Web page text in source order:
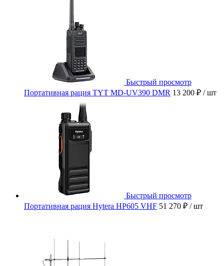
Быстрый просмотр
Портативная рация TYT MD-UV390 DMR 13 200 ₽ / шт
Быстрый просмотр
Портативная рация Hytera HP605 VHF 51 270 ₽ / шт